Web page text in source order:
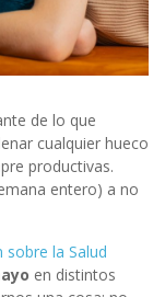
de lo que
cualquier hueco
productivas.
entero) a no
sobre la Salud
en distintos